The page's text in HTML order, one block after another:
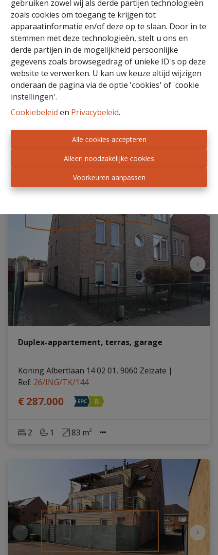
gebruiken zowel wij als derde partijen technologieën
zoals cookies om toegang te krijgen tot
apparaatinformatie en/of deze op te slaan. Door in te
stemmen met deze technologieën, stelt u ons en
derde partijen in de mogelijkheid persoonlijke
gegevens zoals browsegedrag of unieke ID's op deze
website te verwerken. U kan uw keuze altijd wijzigen
onderaan de pagina via de optie 'cookies' of 'cookie
instellingen'.
Cookiebeleid en Privacybeleid.
Alle cookies accepteren
Alleen noodzakelijke cookies
Voorkeuren aanpassen
Appartement met terras, garage
9060 Zelzate | Ref: 26/ING/TK/143
€ 259.000
67 m²
Duplex-appartement, terras, garage
Koning Albertlaan 14 02 01, 9060 Zelzate |
Ref: 26/ING/TK/144
€ 287.000
2 1 83 m²